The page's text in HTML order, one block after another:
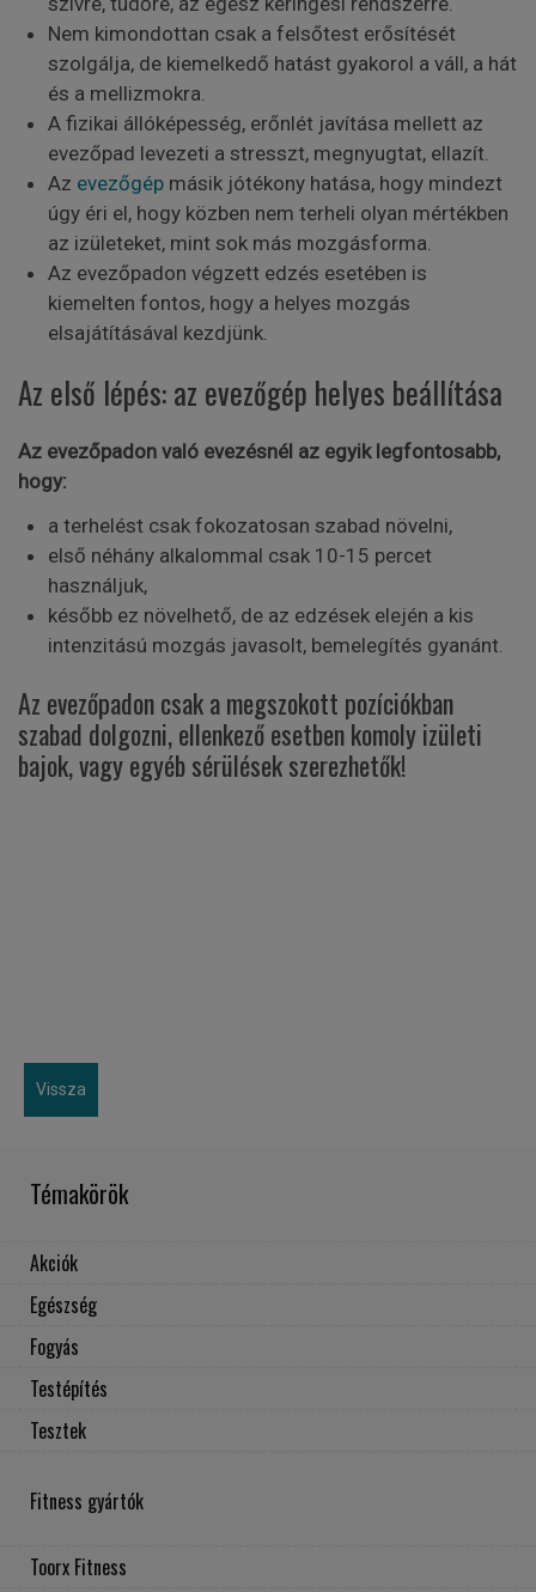
Nem kimondottan csak a felsőtest erősítését
szolgálja, de kiemelkedő hatást gyakorol a váll, a hát
és a mellizmokra.
A fizikai állóképesség, erőnlét javítása mellett az
evezőpad levezeti a stresszt, megnyugtat, ellazít.
Az evezőgép másik jótékony hatása, hogy mindezt
úgy éri el, hogy közben nem terheli olyan mértékben
az izületeket, mint sok más mozgásforma.
Az evezőpadon végzett edzés esetében is
kiemelten fontos, hogy a helyes mozgás
elsajátításával kezdjünk.
Az első lépés: az evezőgép helyes beállítása
Az evezőpadon való evezésnél az egyik legfontosabb,
hogy:
a terhelést csak fokozatosan szabad növelni,
első néhány alkalommal csak 10-15 percet
használjuk,
később ez növelhető, de az edzések elején a kis
intenzitású mozgás javasolt, bemelegítés gyanánt.
Az evezőpadon csak a megszokott pozíciókban
szabad dolgozni, ellenkező esetben komoly izületi
bajok, vagy egyéb sérülések szerezhetők!
Vissza
Témakörök
Akciók
Egészség
Fogyás
Testépítés
Tesztek
Fitness gyártók
Toorx Fitness